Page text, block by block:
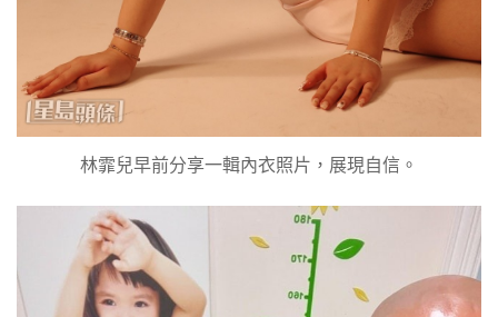
林霏兒早前分享一輯內衣照片，展現自信。